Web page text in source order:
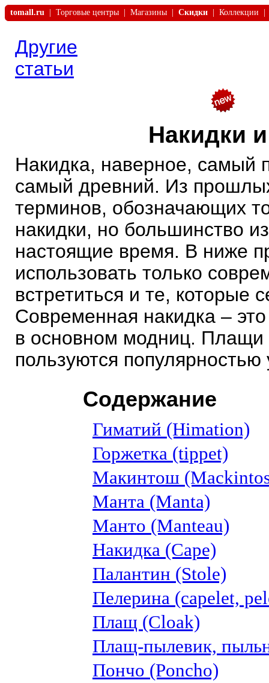
tomall.ru Торговые центры Магазины Скидки Коллекции
Другие
статьи
Накидки
Накидка, наверное, самый
самый древний. Из
терминов, обозначающих
накидки, но большинство
настоящие время. В ниже
использовать только
встретиться и те, которые
Современная накидка –
в основном модниц.
пользуются
Содержание
Гиматий (Himation)
Горжетка (tippet)
Макинтош
Манта (Manta)
Манто (Manteau)
Накидка (Cape)
Палантин (Stole)
Пелерина (сapelet,
Плащ (Cloak)
Плащ-пылевик,
Пончо (Poncho)